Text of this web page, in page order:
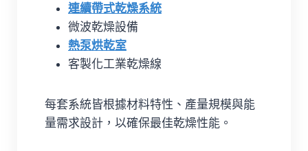
連續帶式乾燥系統
微波乾燥設備
熱泵烘乾室
客製化工業乾燥線
每套系統皆根據材料特性、產量規模與能
量需求設計，以確保最佳乾燥性能。